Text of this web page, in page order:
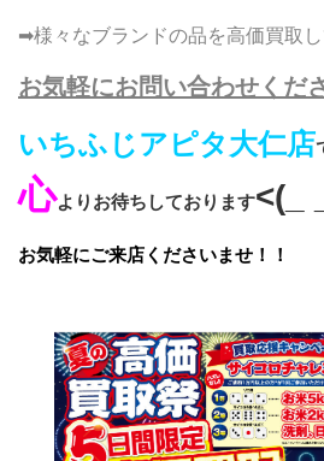
➡様々なブランドの品を高価買取
お気軽にお問い合わせくだ
いちふじアピタ大仁店
心よりお待ちしております<(_
お気軽にご来店くださいませ！！